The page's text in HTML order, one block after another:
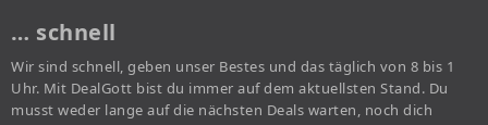
… schnell
Wir sind schnell, geben unser Bestes und das täglich von 8 bis 1
Uhr. Mit DealGott bist du immer auf dem aktuellsten Stand. Du
musst weder lange auf die nächsten Deals warten, noch dich